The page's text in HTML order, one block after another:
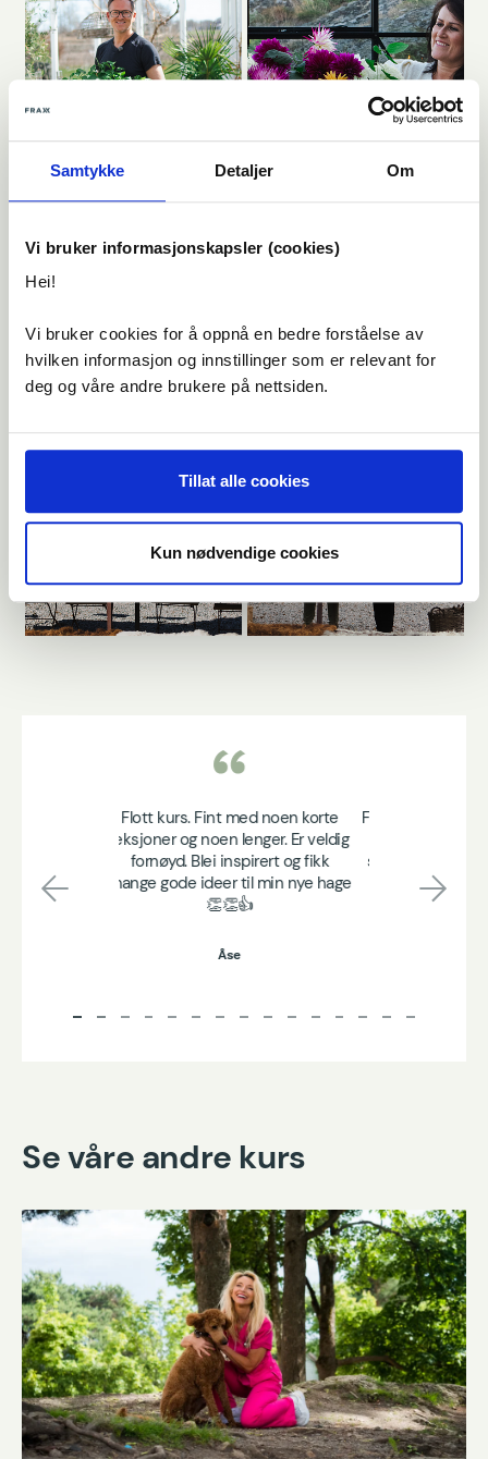
Samtykke Detaljer Om
Vi bruker informasjonskapsler (cookies)
Hei!
Vi bruker cookies for å oppnå en bedre forståelse av
hvilken informasjon og innstillinger som er relevant for
deg og våre andre brukere på nettsiden.
Tillat alle cookies
Kun nødvendige cookies
Flott kurs, informativt, god design
og estetisk bra filmet og satt
sammen. Koset meg veldig med
kurset, mye god informasjon og
ideer!
Victoria
Previous Next
Se våre andre kurs